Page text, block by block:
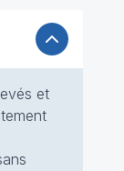
et